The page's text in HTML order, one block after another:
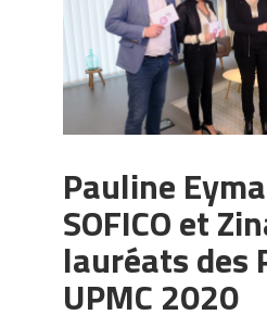
Pauline
SOFICO et
lauréats des
UPMC 2020